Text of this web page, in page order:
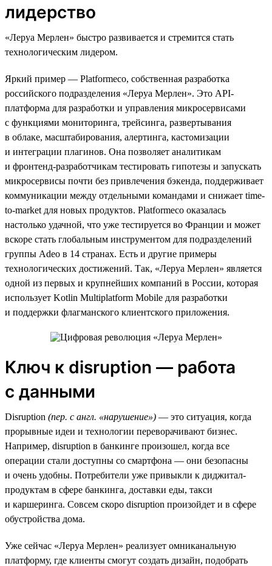
лидерство
«Леруа Мерлен» быстро развивается и стремится стать
технологическим лидером.
Яркий пример — Platformeco, собственная разработка
российского подразделения «Леруа Мерлен». Это API-
платформа для разработки и управления микросервисами
с функциями мониторинга, трейсинга, развертывания
в облаке, масштабирования, алертинга, кастомизации
и интеграции плагинов. Она позволяет аналитикам
и фронтенд-разработчикам тестировать гипотезы и запускать
микросервисы почти без привлечения бэкенда, поддерживает
коммуникации между отдельными командами и снижает time-
to-market для новых продуктов. Platformeco оказалась
настолько удачной, что уже тестируется во Франции и может
вскоре стать глобальным инструментом для подразделений
группы Adeo в 14 странах. Есть и другие примеры
технологических достижений. Так, «Леруа Мерлен» является
одной из первых и крупнейших компаний в России, которая
использует Kotlin Multiplatform Mobile для разработки
и поддержки флагманского клиентского приложения.
Ключ к disruption — работа
с данными
Disruption (пер. с англ. «нарушение») — это ситуация, когда
прорывные идеи и технологии переворачивают бизнес.
Например, disruption в банкинге произошел, когда все
операции стали доступны со смартфона — они безопасны
и очень удобны. Потребители уже привыкли к диджитал-
продуктам в сфере банкинга, доставки еды, такси
и каршеринга. Совсем скоро disruption произойдет и в сфере
обустройства дома.
Уже сейчас «Леруа Мерлен» реализует омниканальную
платформу, где клиенты смогут создать дизайн, подобрать